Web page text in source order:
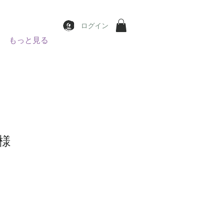
もっと見る
ログイン